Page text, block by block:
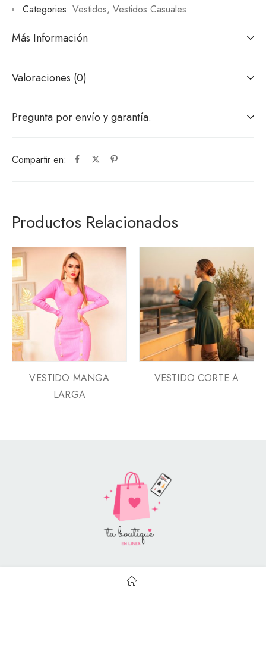
Compartir en:
Categories: Vestidos, Vestidos Casuales
Más Información
Valoraciones (0)
Pregunta por envío y garantía.
Productos Relacionados
VESTIDO MANGA
LARGA
VESTIDO CORTE A